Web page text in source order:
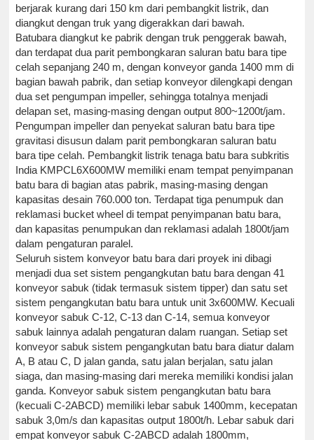
berjarak kurang dari 150 km dari pembangkit listrik, dan
diangkut dengan truk yang digerakkan dari bawah.
Batubara diangkut ke pabrik dengan truk penggerak bawah,
dan terdapat dua parit pembongkaran saluran batu bara tipe
celah sepanjang 240 m, dengan konveyor ganda 1400 mm di
bagian bawah pabrik, dan setiap konveyor dilengkapi dengan
dua set pengumpan impeller, sehingga totalnya menjadi
delapan set, masing-masing dengan output 800~1200t/jam.
Pengumpan impeller dan penyekat saluran batu bara tipe
gravitasi disusun dalam parit pembongkaran saluran batu
bara tipe celah. Pembangkit listrik tenaga batu bara subkritis
India KMPCL6X600MW memiliki enam tempat penyimpanan
batu bara di bagian atas pabrik, masing-masing dengan
kapasitas desain 760.000 ton. Terdapat tiga penumpuk dan
reklamasi bucket wheel di tempat penyimpanan batu bara,
dan kapasitas penumpukan dan reklamasi adalah 1800t/jam
dalam pengaturan paralel.
Seluruh sistem konveyor batu bara dari proyek ini dibagi
menjadi dua set sistem pengangkutan batu bara dengan 41
konveyor sabuk (tidak termasuk sistem tipper) dan satu set
sistem pengangkutan batu bara untuk unit 3x600MW. Kecuali
konveyor sabuk C-12, C-13 dan C-14, semua konveyor
sabuk lainnya adalah pengaturan dalam ruangan. Setiap set
konveyor sabuk sistem pengangkutan batu bara diatur dalam
A, B atau C, D jalan ganda, satu jalan berjalan, satu jalan
siaga, dan masing-masing dari mereka memiliki kondisi jalan
ganda. Konveyor sabuk sistem pengangkutan batu bara
(kecuali C-2ABCD) memiliki lebar sabuk 1400mm, kecepatan
sabuk 3,0m/s dan kapasitas output 1800t/h. Lebar sabuk dari
empat konveyor sabuk C-2ABCD adalah 1800mm,